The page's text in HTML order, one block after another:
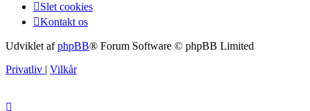
Slet cookies
Kontakt os
Udviklet afphpBB® Forum Software © phpBB Limited
Privatliv | Vilkår